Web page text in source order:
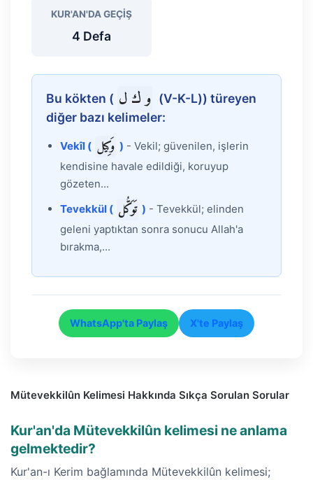
KUR'AN'DA GEÇIŞ
4 Defa
Bu kökten ( و ك ل (V-K-L)) türeyen
diğer bazı kelimeler:
Vekîl ( وَكِيل ) - Vekil; güvenilen, işlerin
kendisine havale edildiği, koruyup
gözeten...
Tevekkül ( تَوَكُّل ) - Tevekkül; elinden
geleni yaptıktan sonra sonucu Allah'a
bırakma,...
WhatsApp'ta Paylaş X'te Paylaş
Mütevekkilûn Kelimesi Hakkında Sıkça Sorulan Sorular
Kur'an'da Mütevekkilûn kelimesi ne anlama
gelmektedir?
Kur'an-ı Kerim bağlamında Mütevekkilûn kelimesi;